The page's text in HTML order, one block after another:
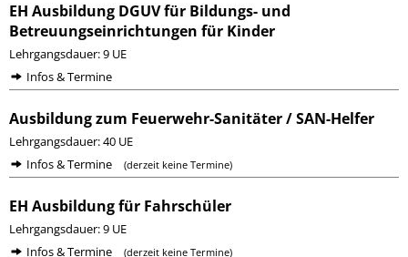
EH Ausbildung DGUV für Bildungs- und
Betreuungseinrichtungen für Kinder
Lehrgangsdauer: 9 UE
Infos & Termine
Ausbildung zum Feuerwehr-Sanitäter / SAN-Helfer
Lehrgangsdauer: 40 UE
Infos & Termine
(derzeit keine Termine)
EH Ausbildung für Fahrschüler
Lehrgangsdauer: 9 UE
Infos & Termine
(derzeit keine Termine)